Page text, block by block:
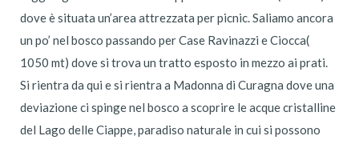
dove è situata un’area attrezzata per picnic. Saliamo ancora
un po’ nel bosco passando per Case Ravinazzi e Ciocca(
1050 mt) dove si trova un tratto esposto in mezzo ai prati.
Si rientra da qui e si rientra a Madonna di Curagna dove una
deviazione ci spinge nel bosco a scoprire le acque cristalline
del Lago delle Ciappe, paradiso naturale in cui si possono